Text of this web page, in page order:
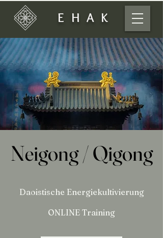
EHAK
Neigong / Qigong
Neigong / Qigong
Daoistische Energiekultivierung
ONLINE Training